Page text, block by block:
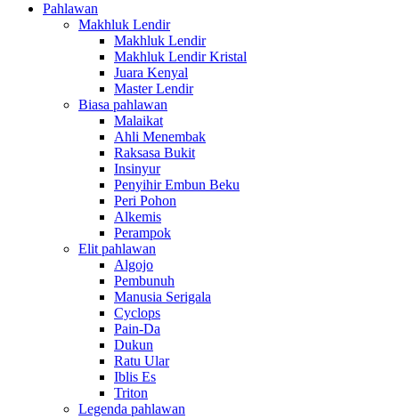
Pahlawan
Makhluk Lendir
Makhluk Lendir
Makhluk Lendir Kristal
Juara Kenyal
Master Lendir
Biasa pahlawan
Malaikat
Ahli Menembak
Raksasa Bukit
Insinyur
Penyihir Embun Beku
Peri Pohon
Alkemis
Perampok
Elit pahlawan
Algojo
Pembunuh
Manusia Serigala
Cyclops
Pain-Da
Dukun
Ratu Ular
Iblis Es
Triton
Legenda pahlawan